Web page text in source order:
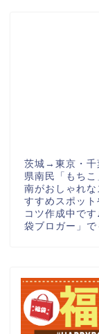
茨城→東京・千
県南民「もち
南がおしゃれ
すすめスポッ
コツ作成中で
袋ブロガー」で